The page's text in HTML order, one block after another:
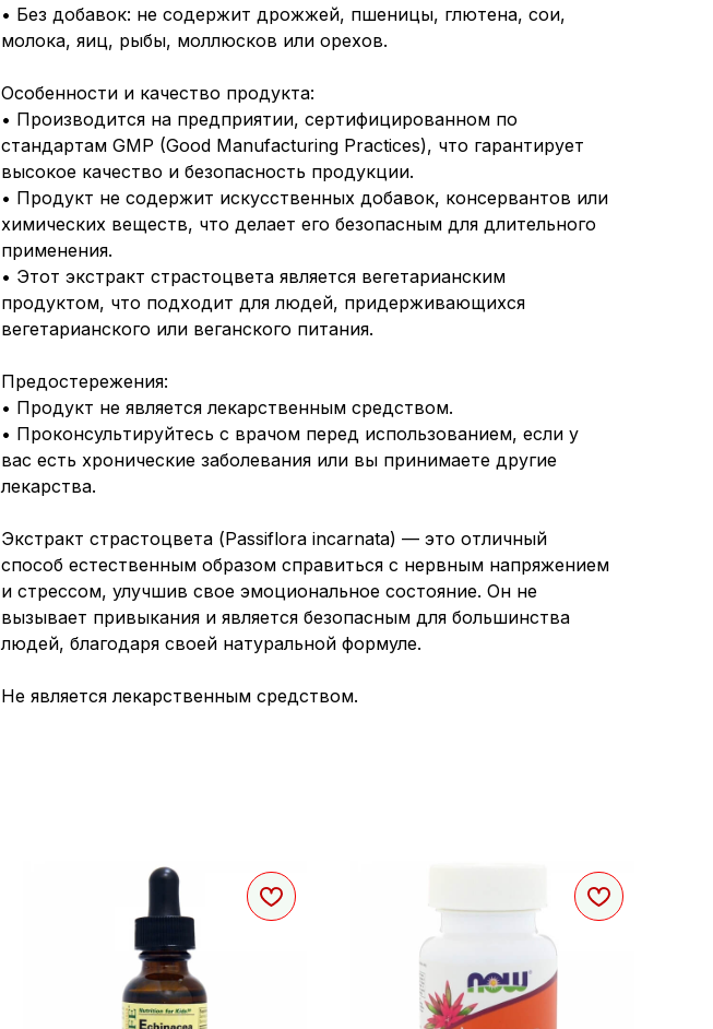
• Без добавок: не содержит дрожжей, пшеницы, глютена, сои,
молока, яиц, рыбы, моллюсков или орехов.
Особенности и качество продукта:
• Производится на предприятии, сертифицированном по
стандартам GMP (Good Manufacturing Practices), что гарантирует
высокое качество и безопасность продукции.
• Продукт не содержит искусственных добавок, консервантов или
химических веществ, что делает его безопасным для длительного
применения.
• Этот экстракт страстоцвета является вегетарианским
продуктом, что подходит для людей, придерживающихся
вегетарианского или веганского питания.
Предостережения:
• Продукт не является лекарственным средством.
• Проконсультируйтесь с врачом перед использованием, если у
вас есть хронические заболевания или вы принимаете другие
лекарства.
Экстракт страстоцвета (Passiflora incarnata) — это отличный
способ естественным образом справиться с нервным напряжением
и стрессом, улучшив свое эмоциональное состояние. Он не
вызывает привыкания и является безопасным для большинства
людей, благодаря своей натуральной формуле.
Не является лекарственным средством.